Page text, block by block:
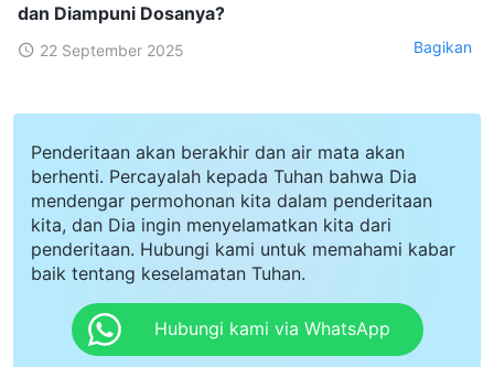
dan Diampuni Dosanya?
22 September 2025 Bagikan
Penderitaan akan berakhir dan air mata akan
berhenti. Percayalah kepada Tuhan bahwa Dia
mendengar permohonan kita dalam penderitaan
kita, dan Dia ingin menyelamatkan kita dari
penderitaan. Hubungi kami untuk memahami kabar
baik tentang keselamatan Tuhan.
Hubungi kami via WhatsApp